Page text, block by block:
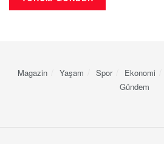
Magazin Yaşam Spor Ekonomi
Gündem